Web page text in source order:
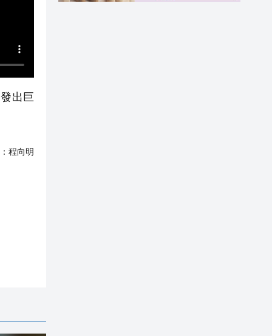
出巨
程向明